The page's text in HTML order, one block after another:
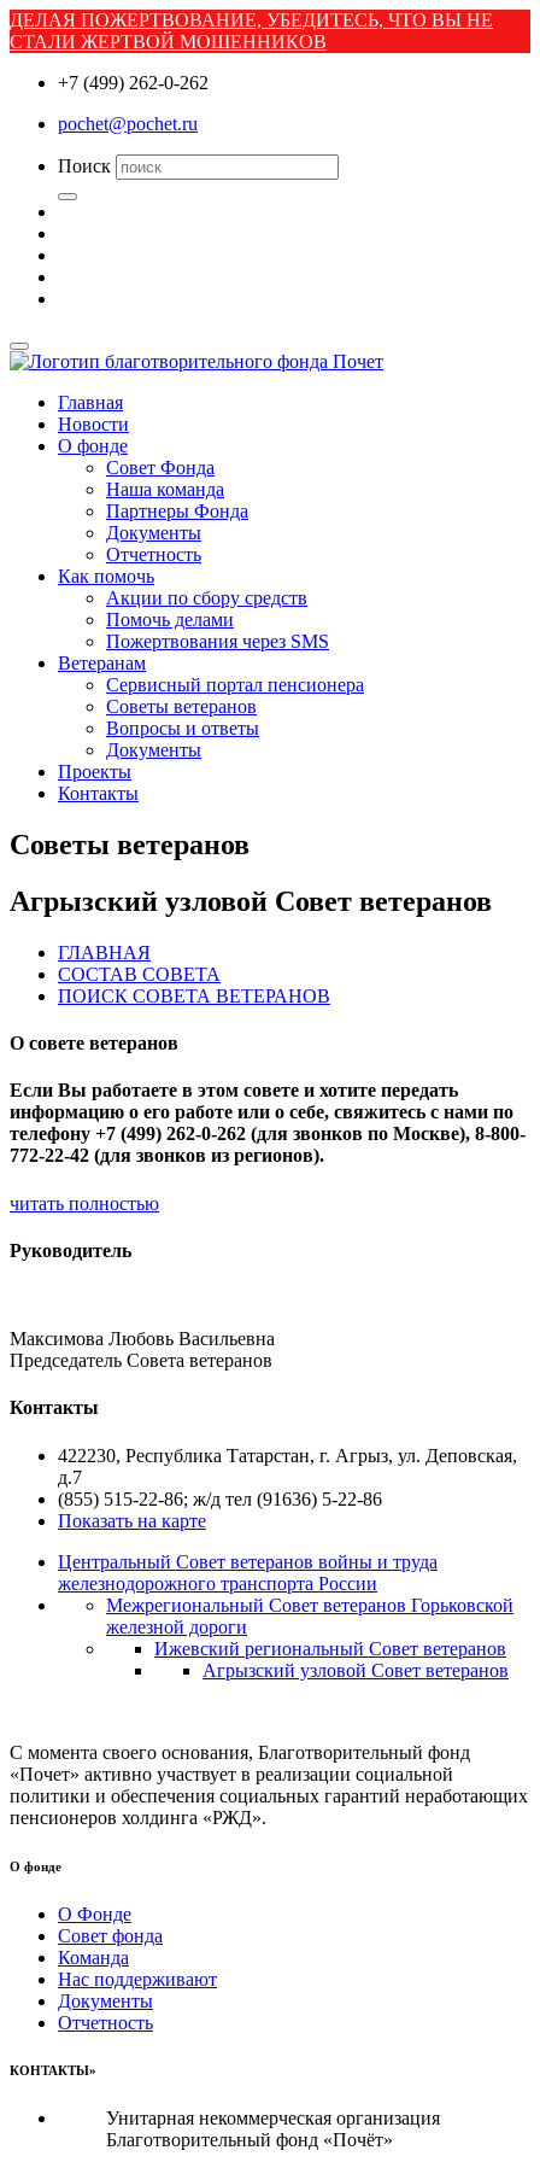
ДЕЛАЯ ПОЖЕРТВОВАНИЕ, УБЕДИТЕСЬ, ЧТО ВЫ НЕ
СТАЛИ ЖЕРТВОЙ МОШЕННИКОВ
+7 (499) 262-0-262
pochet@pochet.ru
Поиск
Главная
Новости
О фонде
Совет Фонда
Наша команда
Партнеры Фонда
Документы
Отчетность
Как помочь
Акции по сбору средств
Помочь делами
Пожертвования через SMS
Ветеранам
Сервисный портал пенсионера
Советы ветеранов
Вопросы и ответы
Документы
Проекты
Контакты
Советы ветеранов
Агрызский узловой Совет ветеранов
ГЛАВНАЯ
СОСТАВ СОВЕТА
ПОИСК СОВЕТА ВЕТЕРАНОВ
О совете ветеранов
Если Вы работаете в этом совете и хотите передать
информацию о его работе или о себе, свяжитесь с нами по
телефону +7 (499) 262-0-262 (для звонков по Москве), 8-800-
772-22-42 (для звонков из регионов).
читать полностью
Руководитель
Максимова Любовь Васильевна
Председатель Совета ветеранов
Контакты
422230, Республика Татарстан, г. Агрыз, ул. Деповская,
д.7
(855) 515-22-86; ж/д тел (91636) 5-22-86
Показать на карте
Центральный Совет ветеранов войны и труда
железнодорожного транспорта России
Межрегиональный Совет ветеранов Горьковской
железной дороги
Ижевский региональный Совет ветеранов
Агрызский узловой Совет ветеранов
С момента своего основания, Благотворительный фонд
«Почет» активно участвует в реализации социальной
политики и обеспечения социальных гарантий неработающих
пенсионеров холдинга «РЖД».
О фонде
О Фонде
Совет фонда
Команда
Нас поддерживают
Документы
Отчетность
КОНТАКТЫ»
Унитарная некоммерческая организация
Благотворительный фонд «Почёт»